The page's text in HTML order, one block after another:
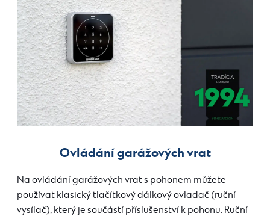
Ovládání garážových vrat
Na ovládání garážových vrat s pohonem můžete
používat klasický tlačítkový dálkový ovladač (ruční
vysílač), který je součástí příslušenství k pohonu. Ruční